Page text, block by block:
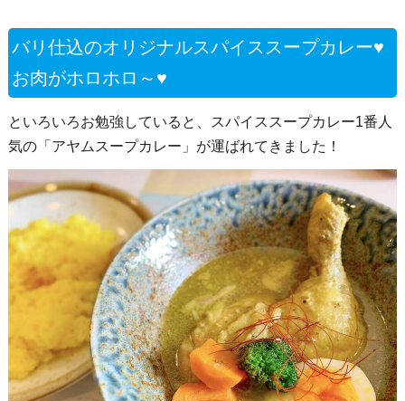
バリ仕込のオリジナルスパイススープカレー♥
お肉がホロホロ～♥
といろいろお勉強していると、スパイススープカレー1番人
気の「アヤムスープカレー」が運ばれてきました！